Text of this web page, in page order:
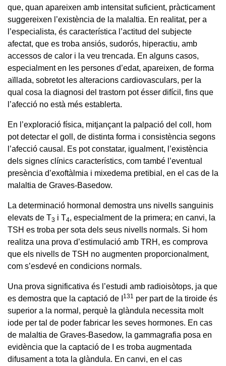
que, quan apareixen amb intensitat suficient, pràcticament
suggereixen l’existència de la malaltia. En realitat, per a
l’especialista, és característica l’actitud del subjecte
afectat, que es troba ansiós, sudorós, hiperactiu, amb
accessos de calor i la veu trencada. En alguns casos,
especialment en les persones d’edat, apareixen, de forma
aïllada, sobretot les alteracions cardiovasculars, per la
qual cosa la diagnosi del trastorn pot ésser difícil, fins que
l’afecció no està més establerta.
En l’exploració física, mitjançant la palpació del coll, hom
pot detectar el goll, de distinta forma i consistència segons
l’afecció causal. Es pot constatar, igualment, l’existència
dels signes clínics característics, com també l’eventual
presència d’exoftàlmia i mixedema pretibial, en el cas de la
malaltia de Graves-Basedow.
La determinació hormonal demostra uns nivells sanguinis
elevats de T3 i T4, especialment de la primera; en canvi, la
TSH es troba per sota dels seus nivells normals. Si hom
realitza una prova d’estimulació amb TRH, es comprova
que els nivells de TSH no augmenten proporcionalment,
com s’esdevé en condicions normals.
Una prova significativa és l’estudi amb radioisòtops, ja que
es demostra que la captació de I
131 per part de la tiroide és
superior a la normal, perquè la glàndula necessita molt
iode per tal de poder fabricar les seves hormones. En cas
de malaltia de Graves-Basedow, la gammagrafia posa en
evidència que la captació de I es troba augmentada
difusament a tota la glàndula. En canvi, en el cas